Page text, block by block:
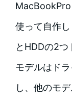
使って自作
とHDDの2
モデルはド
し、他のモ